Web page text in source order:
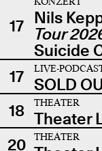
17 Nils
Tour
Suicide
17
LIVE-
SOLD
18
THEATER
Theater
20
THEATER